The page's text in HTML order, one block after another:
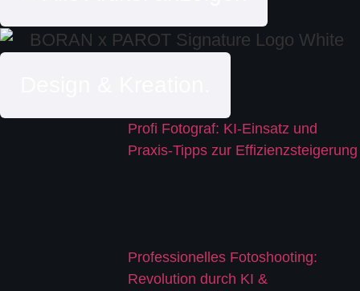
Profi Fotograf: KI-Einsatz und
Praxis-Tipps zur Effizienzsteigerung
Professionelles Fotoshooting:
Revolution durch KI &